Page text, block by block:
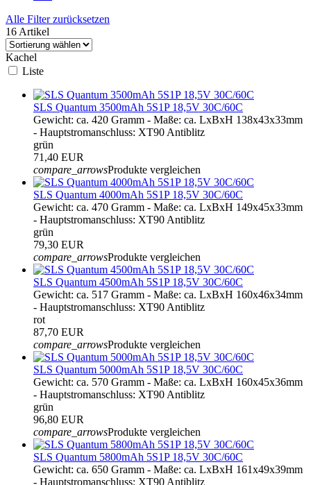
Alle Filter zurücksetzen
16 Artikel
Kachel
Liste
SLS Quantum 3500mAh 5S1P 18,5V 30C/60C
Gewicht: ca. 420 Gramm - Maße: ca. LxBxH 138x43x33mm
- Hauptstromanschluss: XT90 Antiblitz
grün
71,40 EUR
compare_arrowsProdukte vergleichen
SLS Quantum 4000mAh 5S1P 18,5V 30C/60C
Gewicht: ca. 470 Gramm - Maße: ca. LxBxH 149x45x33mm
- Hauptstromanschluss: XT90 Antiblitz
grün
79,30 EUR
compare_arrowsProdukte vergleichen
SLS Quantum 4500mAh 5S1P 18,5V 30C/60C
Gewicht: ca. 517 Gramm - Maße: ca. LxBxH 160x46x34mm
- Hauptstromanschluss: XT90 Antiblitz
rot
87,70 EUR
compare_arrowsProdukte vergleichen
SLS Quantum 5000mAh 5S1P 18,5V 30C/60C
Gewicht: ca. 570 Gramm - Maße: ca. LxBxH 160x45x36mm
- Hauptstromanschluss: XT90 Antiblitz
grün
96,80 EUR
compare_arrowsProdukte vergleichen
SLS Quantum 5800mAh 5S1P 18,5V 30C/60C
Gewicht: ca. 650 Gramm - Maße: ca. LxBxH 161x49x39mm
- Hauptstromanschluss: XT90 Antiblitz